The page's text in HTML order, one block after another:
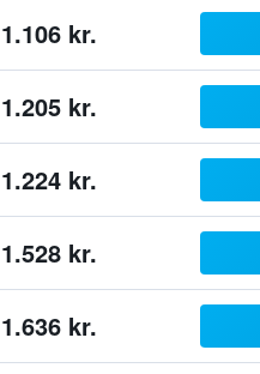
1.106 kr.
1.205 kr.
1.224 kr.
1.528 kr.
1.636 kr.